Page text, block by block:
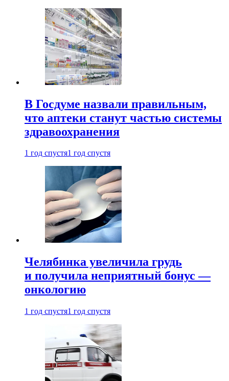
В Госдуме назвали правильным,
что аптеки станут частью системы
здравоохранения
1 год спустя1 год спустя
Челябинка увеличила грудь
и получила неприятный бонус —
онкологию
1 год спустя1 год спустя